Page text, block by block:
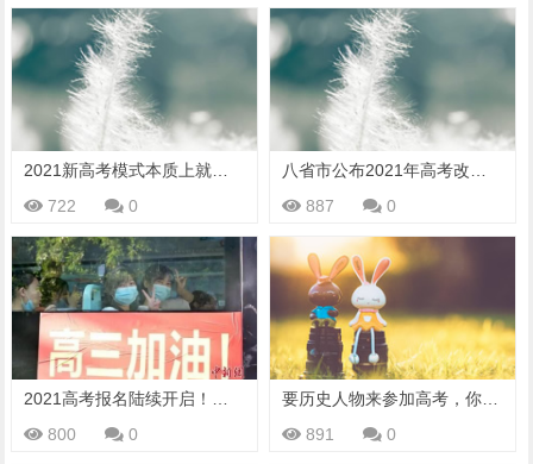
722
0
887
0
800
0
891
0